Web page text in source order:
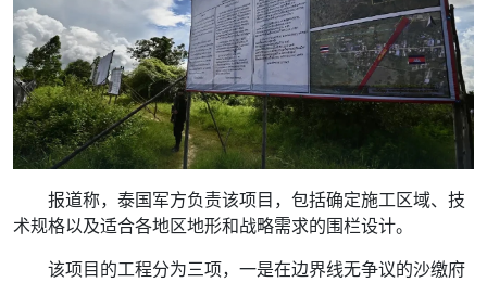
报道称，泰国军方负责该项目，包括确定施工区域、技
术规格以及适合各地区地形和战略需求的围栏设计。
该项目的工程分为三项，一是在边界线无争议的沙缴府